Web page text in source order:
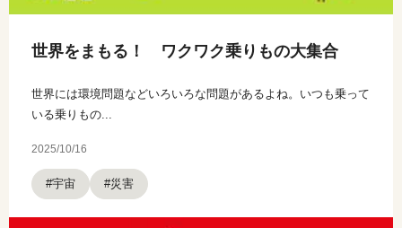
世界をまもる！ ワクワク乗りもの大集合
世界には環境問題などいろいろな問題があるよね。いつも乗って
いる乗りもの...
2025/10/16
#宇宙 #災害